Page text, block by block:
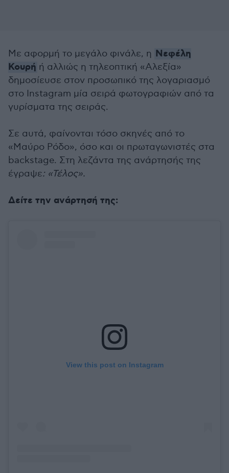
Με αφορμή το μεγάλο φινάλε, η Νεφέλη
Κουρή ή αλλιώς η τηλεοπτική «Αλεξία»
δημοσίευσε στον προσωπικό της λογαριασμό
στο Instagram μία σειρά φωτογραφιών από τα
γυρίσματα της σειράς.
Σε αυτά, φαίνονται τόσο σκηνές από το
«Μαύρο Ρόδο», όσο και οι πρωταγωνιστές στα
backstage. Στη λεζάντα της ανάρτησής της
έγραψε: «Τέλος».
Δείτε την ανάρτησή της:
View this post on Instagram